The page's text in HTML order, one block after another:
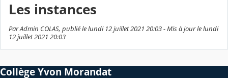
Les instances
Par Admin COLAS, publié le lundi 12 juillet 2021 20:03 - Mis à jour le lundi
12 juillet 2021 20:03
Collège Yvon Morandat